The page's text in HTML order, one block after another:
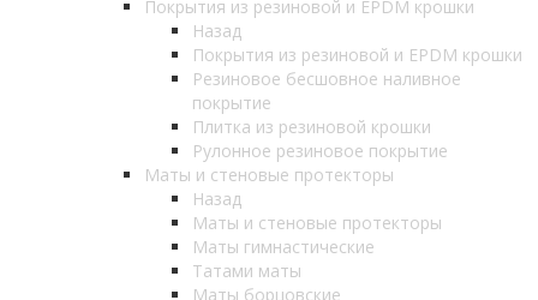
Покрытия из резиновой и EPDM крошки
Назад
Покрытия из резиновой и EPDM крошки
Резиновое бесшовное наливное
покрытие
Плитка из резиновой крошки
Рулонное резиновое покрытие
Маты и стеновые протекторы
Назад
Маты и стеновые протекторы
Маты гимнастические
Татами маты
Маты борцовские